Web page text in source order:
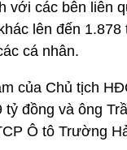
với các bên liên
lên đến 1.878
cá nhân.
của Chủ tịch
đồng và ông
Ô tô Trường